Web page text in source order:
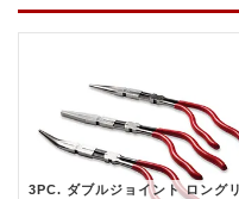
3PC. ダブルジョイント ロングリ